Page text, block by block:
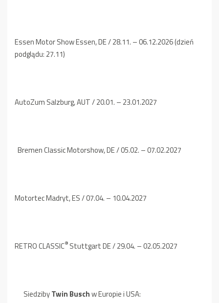
Essen Motor Show Essen, DE / 28.11. – 06.12.2026 (dzień
podglądu: 27.11)
AutoZum Salzburg, AUT / 20.01. – 23.01.2027
Bremen Classic Motorshow, DE / 05.02. – 07.02.2027
Motortec Madryt, ES / 07.04. – 10.04.2027
RETRO CLASSIC® Stuttgart DE / 29.04. – 02.05.2027
SiedzibyTwin Buschw Europie i USA: